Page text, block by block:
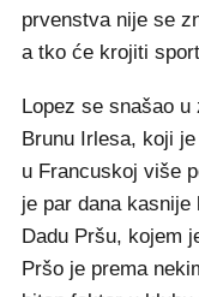
prvenstva nije se
a tko će krojiti
Lopez se snašao
Brunu Irlesa, koji
u Francuskoj više
je par dana kasnije
Dadu Pršu, kojem
Pršo je prema